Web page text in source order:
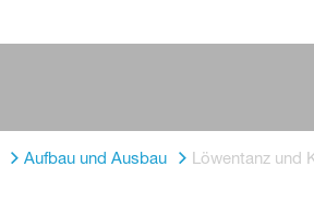
Aufbau und Ausbau Löwentanz und